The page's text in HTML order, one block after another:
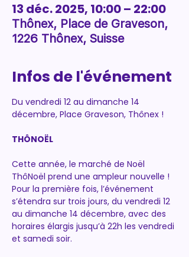
13 déc. 2025, 10:00 – 22:00
Thônex, Place de Graveson,
1226 Thônex, Suisse
Infos de l'événement
Du vendredi 12 au dimanche 14
décembre, Place Graveson, Thônex !
THÔNOËL
Cette année, le marché de Noël
ThôNoël prend une ampleur nouvelle !
Pour la première fois, l’événement
s’étendra sur trois jours, du vendredi 12
au dimanche 14 décembre, avec des
horaires élargis jusqu’à 22h les vendredi
et samedi soir.